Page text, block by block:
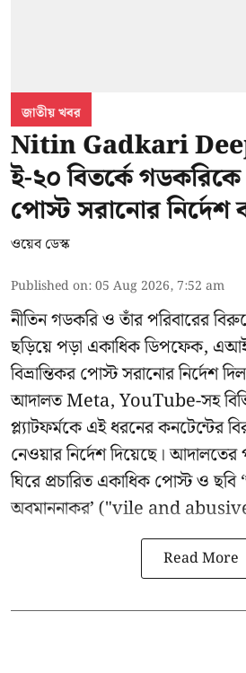
জাতীয় খবর
Nitin Gadkari
ই-২০ বিতর্কে
পোস্ট সরানোর নির্দেশ
ওয়েব ডেস্ক
Published on:05 Aug 2026, 7:52 am
নীতিন গডকরি ও তাঁর পরিবারের
ছড়িয়ে পড়া একাধিক ডিপফেক, এআই-
বিভ্রান্তিকর পোস্ট সরানোর নির্দেশ
আদালত Meta, YouTube-সহ
প্ল্যাটফর্মকে এই ধরনের কনটেন্টের
নেওয়ার নির্দেশ দিয়েছে।
ঘিরে প্রচারিত একাধিক পোস্ট ও
অবমাননাকর’ ("vile and
Read More